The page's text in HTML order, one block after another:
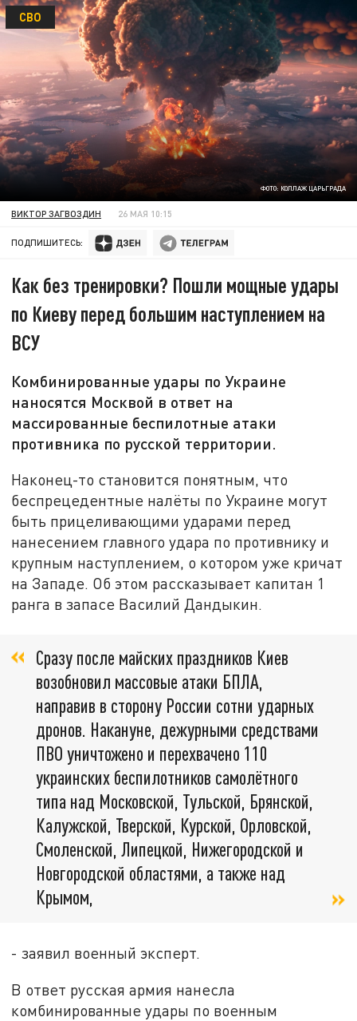
ФОТО: КОЛЛАЖ ЦАРЬГРАДА
СВО
ВИКТОР ЗАГВОЗДИН 26 МАЯ 10:15
ПОДПИШИТЕСЬ:
Как без тренировки? Пошли мощные удары
по Киеву перед большим наступлением на
ВСУ
Комбинированные удары по Украине
наносятся Москвой в ответ на
массированные беспилотные атаки
противника по русской территории.
Наконец-то становится понятным, что
беспрецедентные налёты по Украине могут
быть прицеливающими ударами перед
нанесением главного удара по противнику и
крупным наступлением, о котором уже кричат
на Западе. Об этом рассказывает капитан 1
ранга в запасе Василий Дандыкин.
Сразу после майских праздников Киев
возобновил массовые атаки БПЛА,
направив в сторону России сотни ударных
дронов. Накануне, дежурными средствами
ПВО уничтожено и перехвачено 110
украинских беспилотников самолётного
типа над Московской, Тульской, Брянской,
Калужской, Тверской, Курской, Орловской,
Смоленской, Липецкой, Нижегородской и
Новгородской областями, а также над
Крымом,
- заявил военный эксперт.
В ответ русская армия нанесла
комбинированные удары по военным